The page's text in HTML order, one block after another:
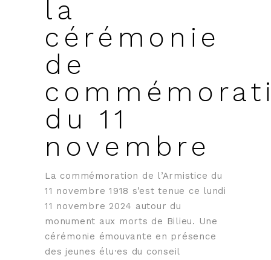
la
cérémonie
de
du 11
novembre
La commémoration de l’Armistice du
11 novembre 1918 s’est tenue ce lundi
11 novembre 2024 autour du
monument aux morts de Bilieu. Une
cérémonie émouvante en présence
des jeunes élu·es du conseil